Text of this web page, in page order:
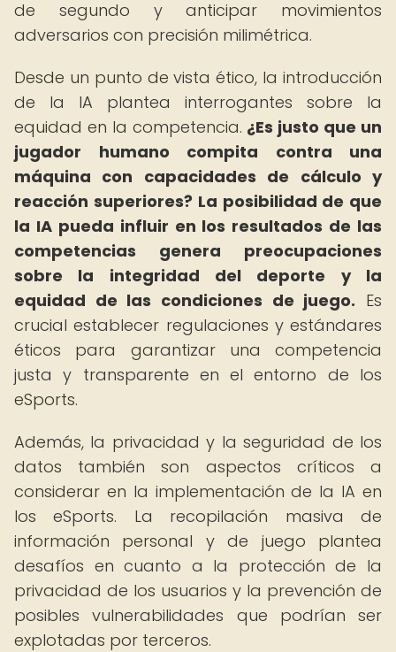
de segundo y anticipar movimientos
adversarios con precisión milimétrica.
Desde un punto de vista ético, la introducción
de la IA plantea interrogantes sobre la
equidad en la competencia. ¿Es justo que un
jugador humano compita contra una
máquina con capacidades de cálculo y
reacción superiores? La posibilidad de que
la IA pueda influir en los resultados de las
competencias genera preocupaciones
sobre la integridad del deporte y la
equidad de las condiciones de juego. Es
crucial establecer regulaciones y estándares
éticos para garantizar una competencia
justa y transparente en el entorno de los
eSports.
Además, la privacidad y la seguridad de los
datos también son aspectos críticos a
considerar en la implementación de la IA en
los eSports. La recopilación masiva de
información personal y de juego plantea
desafíos en cuanto a la protección de la
privacidad de los usuarios y la prevención de
posibles vulnerabilidades que podrían ser
explotadas por terceros.